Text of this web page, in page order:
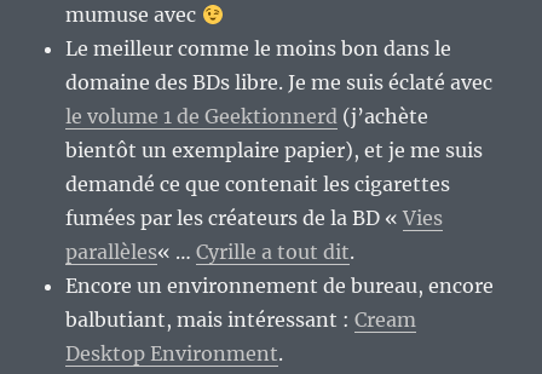
mumuse avec
Le meilleur comme le moins bon dans le
domaine des BDs libre. Je me suis éclaté avec
le volume 1 de Geektionnerd (j’achète
bientôt un exemplaire papier), et je me suis
demandé ce que contenait les cigarettes
fumées par les créateurs de la BD «Vies
parallèles« …Cyrille a tout dit.
Encore un environnement de bureau, encore
balbutiant, mais intéressant :Cream
Desktop Environment.